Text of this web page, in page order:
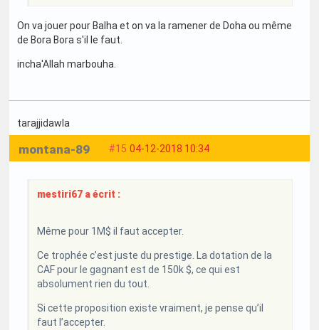
On va jouer pour Balha et on va la ramener de Doha ou même
de Bora Bora s'il le faut.
incha'Allah marbouha.
tarajjidawla
#15 04-12-2018 10:34
montana-89
mestiri67 a écrit :
Même pour 1M$ il faut accepter.
Ce trophée c’est juste du prestige. La dotation de la
CAF pour le gagnant est de 150k $, ce qui est
absolument rien du tout.
Si cette proposition existe vraiment, je pense qu’il
faut l’accepter.